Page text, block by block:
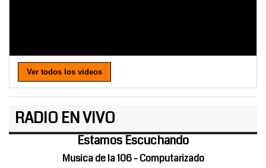
Ver todos los videos
RADIO EN VIVO
Estamos Escuchando
Musica de la 106 - Computarizado